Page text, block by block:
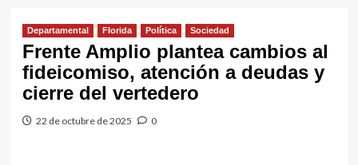
Departamental Florida Política Sociedad
Frente Amplio plantea cambios al
fideicomiso, atención a deudas y
cierre del vertedero
22 de octubre de 2025 0